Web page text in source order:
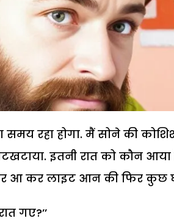
रहा होगा. मैं सोने की
इतनी रात को कौन
आ कर लाइट आन की फिर कुछ
गए?’’